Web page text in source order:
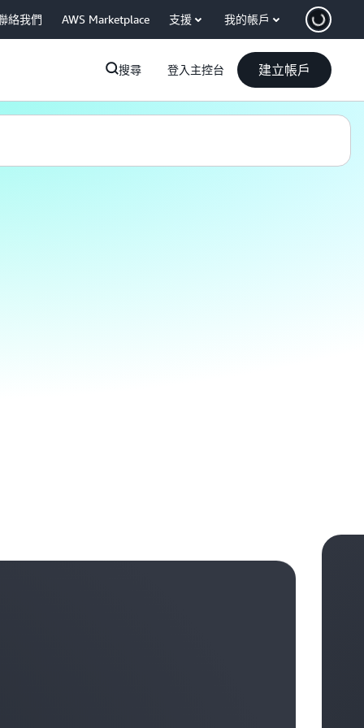
絡我們 AWS Marketplace 支援 我的帳戶
搜尋 登入主控台 建立帳戶